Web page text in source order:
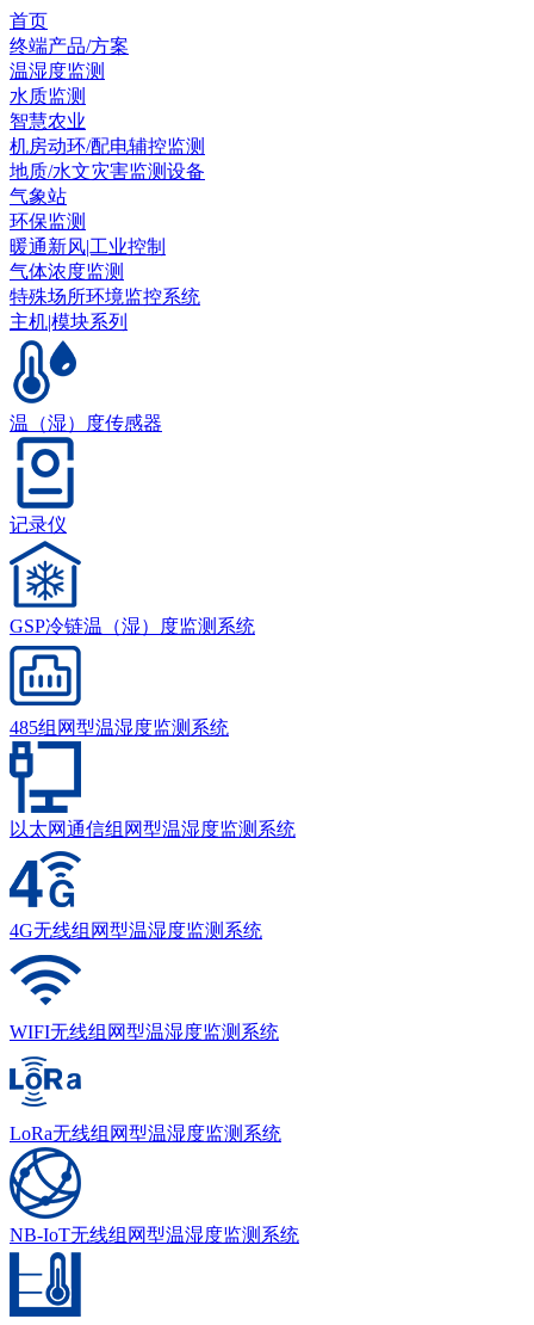
首页
终端产品/方案
温湿度监测
水质监测
智慧农业
机房动环/配电辅控监测
地质/水文灾害监测设备
气象站
环保监测
暖通新风|工业控制
气体浓度监测
特殊场所环境监控系统
主机|模块系列
温（湿）度传感器
记录仪
GSP冷链温（湿）度监测系统
485组网型温湿度监测系统
以太网通信组网型温湿度监测系统
4G无线组网型温湿度监测系统
WIFI无线组网型温湿度监测系统
LoRa无线组网型温湿度监测系统
NB-IoT无线组网型温湿度监测系统